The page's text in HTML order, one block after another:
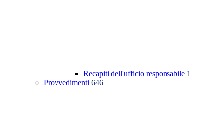
Recapiti dell'ufficio responsabile 1
Provvedimenti 646